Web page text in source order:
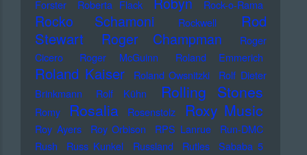
Forster
Roberta Flack Rock-o-Rama
Rocko Schamoni Rockwell
Rod
Stewart
Roger Champman
Roger
Cicero
Roger McGuinn Roland Emmerich
Roland Kaiser Roland Owsnitzki
Rolf Dieter
Brinkmann
Rolf Kühn Rolling Stones
Romy Rosalia Rosenstolz Roxy Music
Roy Ayers Roy Orbison RPS Lanrue
Run-DMC
Rush
Russ Kunkel Russland Rutles
Sababa 5